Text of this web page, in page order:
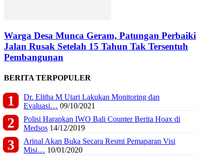
Warga Desa Munca Geram, Patungan Perbaiki
Jalan Rusak Setelah 15 Tahun Tak Tersentuh
Pembangunan
BERITA TERPOPULER
Dr. Elitha M Utari Lakukan Monitoring dan
Evaluasi… 09/10/2021
Polisi Harapkan IWO Bali Counter Berita Hoax di
Medsos 14/12/2019
Arinal Akan Buka Secara Resmi Pemaparan Visi
Misi… 10/01/2020